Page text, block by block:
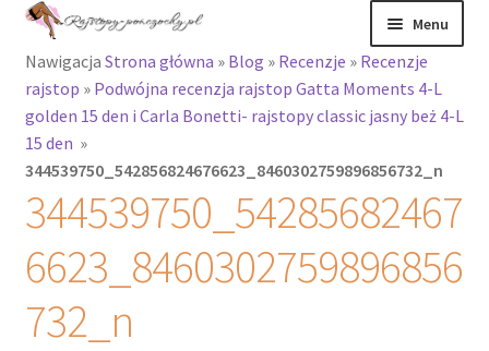
Przejdź
nawigacji
Przejdź
treści
Menu
Rajstopy
Rozwiń
menu
potomne
Rajstopy Orirose
zakolanówki
Podkolanówki i
skarpetki
Nawigacja Strona główna » Blog » Recenzje » Recenzje
rajstop » Podwójna recenzja rajstop Gatta Moments 4-L
golden 15 den i Carla Bonetti- rajstopy classic jasny beż 4-L
15 den »
344539750_542856824676623_8460302759896856732_n
344539750_54285682467
6623_8460302759896856
732_n